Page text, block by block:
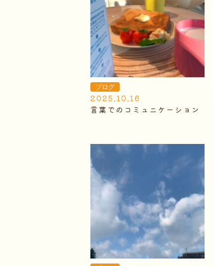
ブログ
2025.10.16
言葉でのコミュニケーション